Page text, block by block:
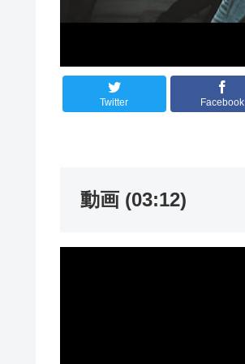
Twitter Facebook
動画 (03:12)